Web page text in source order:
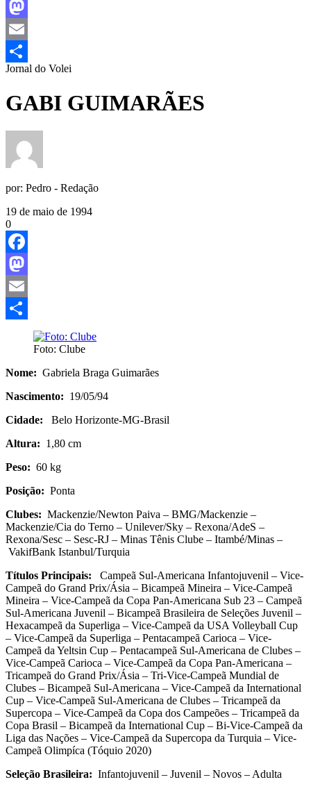
Facebook
Mastodon
Email
Share
Jornal do Volei
GABI GUIMARÃES
por: Pedro - Redação
19 de maio de 1994
0
Facebook
Mastodon
Email
Foto: Clube
Nome: Gabriela Braga Guimarães
Nascimento: 19/05/94
Cidade: Belo Horizonte-MG-Brasil
Altura: 1,80 cm
Peso: 60 kg
Posição: Ponta
Clubes: Mackenzie/Newton Paiva – BMG/Mackenzie –
Mackenzie/Cia do Terno – Unilever/Sky – Rexona/AdeS –
Rexona/Sesc – Sesc-RJ – Minas Tênis Clube – Itambé/Minas –
VakifBank Istanbul/Turquia
Títulos Principais: Campeã Sul-Americana Infantojuvenil – Vice-
Campeã do Grand Prix/Ásia – Bicampeã Mineira – Vice-Campeã
Mineira – Vice-Campeã da Copa Pan-Americana Sub 23 – Campeã
Sul-Americana Juvenil – Bicampeã Brasileira de Seleções Juvenil –
Hexacampeã da Superliga – Vice-Campeã da USA Volleyball Cup
– Vice-Campeã da Superliga – Pentacampeã Carioca – Vice-
Campeã da Yeltsin Cup – Pentacampeã Sul-Americana de Clubes –
Vice-Campeã Carioca – Vice-Campeã da Copa Pan-Americana –
Tricampeã do Grand Prix/Ásia – Tri-Vice-Campeã Mundial de
Clubes – Bicampeã Sul-Americana – Vice-Campeã da International
Cup – Vice-Campeã Sul-Americana de Clubes – Tricampeã da
Supercopa – Vice-Campeã da Copa dos Campeões – Tricampeã da
Copa Brasil – Bicampeã da International Cup – Bi-Vice-Campeã da
Liga das Nações – Vice-Campeã da Supercopa da Turquia – Vice-
Campeã Olimpíca (Tóquio 2020)
Seleção Brasileira: Infantojuvenil – Juvenil – Novos – Adulta